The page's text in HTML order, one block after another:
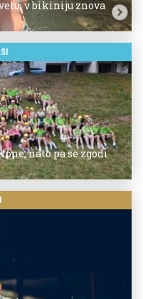
v bikiniju znova
nato pa se zgodi